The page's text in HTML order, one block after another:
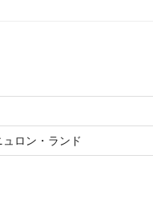
ロン・ランド